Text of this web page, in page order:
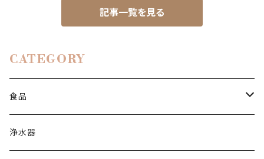
記事一覧を見る
CATEGORY
食品
塩・砂糖
浄水器